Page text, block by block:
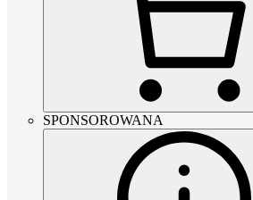
SPONSOROWANA